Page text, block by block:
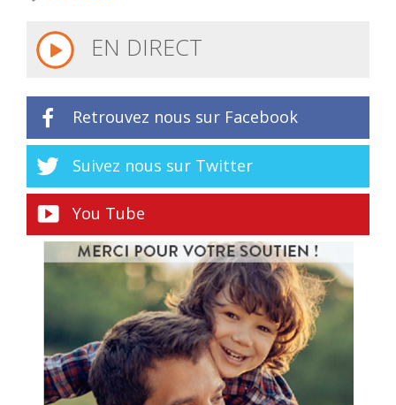
EN DIRECT
Retrouvez nous sur Facebook
Suivez nous sur Twitter
You Tube